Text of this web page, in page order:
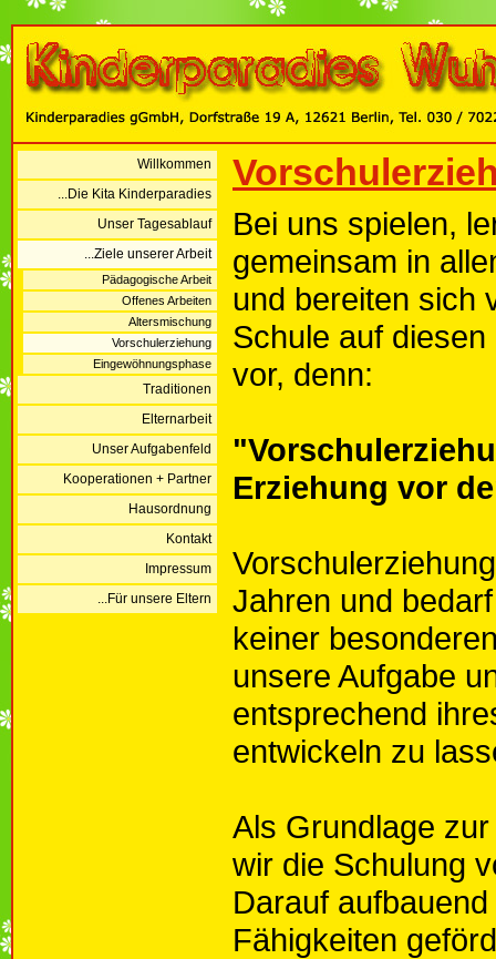
Willkommen
...Die Kita Kinderparadies
Unser Tagesablauf
...Ziele unserer Arbeit
Pädagogische Arbeit
Offenes Arbeiten
Altersmischung
Vorschulerziehung
Eingewöhnungsphase
Traditionen
Elternarbeit
Unser Aufgabenfeld
Kooperationen + Partner
Hausordnung
Kontakt
Impressum
...Für unsere Eltern
Bei uns spielen,
gemeinsam in
und bereiten sich
Schule auf
vor, denn:
Erziehung vor
Jahren und
keiner
unsere Aufgabe
entsprechend
entwickeln zu
Als Grundlage
wir die Schulung
Darauf
Fähigkeiten